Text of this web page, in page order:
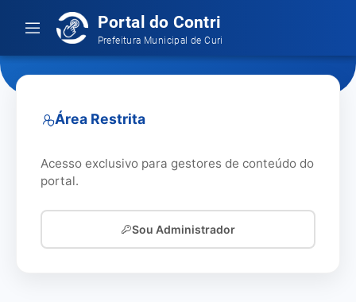
Portal do Contribuinte
Prefeitura Municipal de Curionópolis
Área Restrita
Acesso exclusivo para gestores de conteúdo do
portal.
Sou Administrador